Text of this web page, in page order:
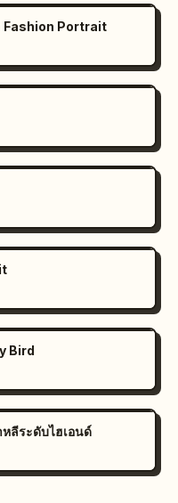
Portrait
Bird
ลีระดับไฮเอนด์